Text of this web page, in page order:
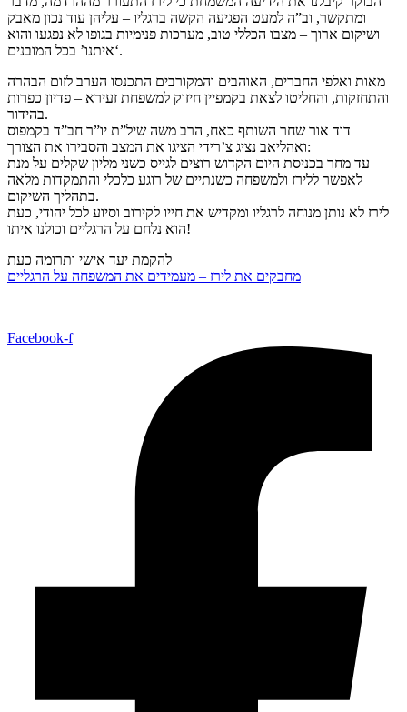
ומתקשר, וב”ה למעט הפגיעה הקשה ברגליו – עליהן עוד נכון מאבק
ושיקום ארוך – מצבו הכללי טוב, מערכות פנימיות בגופו לא נפגעו והוא
‘איתנו’ בכל המובנים.
מאות ואלפי החברים, האוהבים והמקורבים התכנסו הערב לזום הבהרה
והתחזקות, והחליטו לצאת בקמפיין חיזוק למשפחת זעירא – פדיון כפרות
בהידור.
דוד אור שחר השותף כאח, הרב משה שיל”ת יו”ר חב”ד בקמפוס
ואהליאב נציג צ’רידי הציגו את המצב והסבירו את הצורך:
עד מחר בכניסת היום הקדוש רוצים לגייס כשני מליון שקלים על מנת
לאפשר ללירז ולמשפחה כשנתיים של רוגע כלכלי והתמקדות מלאה
בתהליך השיקום.
לירז לא נותן מנוחה לרגליו ומקדיש את חייו לקירוב וסיוע לכל יהודי, כעת
הוא נלחם על הרגליים וכולנו איתו!
להקמת יעד אישי ותרומה כעת
מחבקים את לירז – מעמידים את המשפחה על הרגליים
Facebook-f